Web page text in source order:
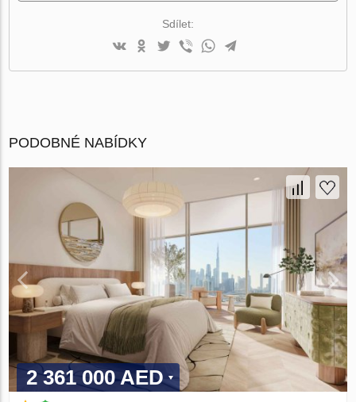
Sdílet:
PODOBNÉ NABÍDKY
2 361 000 AED